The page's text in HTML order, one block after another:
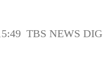
TBS NEWS DIG